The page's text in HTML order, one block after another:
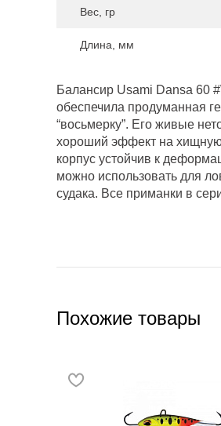
Вес, гр
Длина, мм
Балансир Usami Dansa 60
обеспечила продуманная
“восьмерку”. Его живые
хороший эффект на хищную
корпус устойчив к
можно использовать для
судака. Все приманки в
Похожие товары